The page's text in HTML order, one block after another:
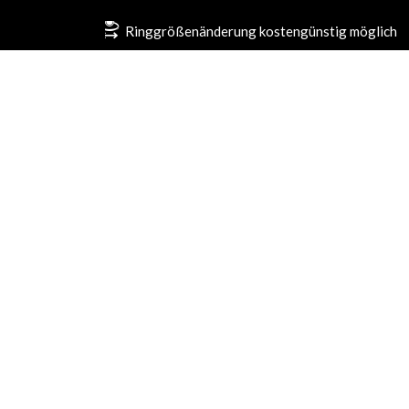
Ringgrößenänderung kostengünstig möglich